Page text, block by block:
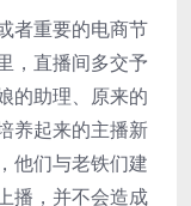
者重要的电商节
，直播间多交予
的助理、原来的
养起来的主播新
他们与老铁们建
播，并不会造成